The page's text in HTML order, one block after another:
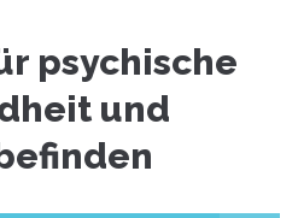
psychische
und